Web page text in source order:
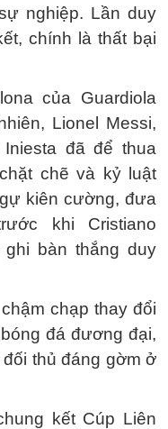
nghiệp. Lần duy
chính là thất bại
của Guardiola
Lionel Messi,
đã để thua
chẽ và kỷ luật
kiên cường, đưa
khi Cristiano
bàn thắng duy
chạp thay đổi
đá đương đại,
đối thủ đáng gờm ở
kết Cúp Liên